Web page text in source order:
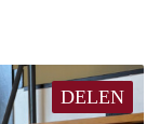
DELEN